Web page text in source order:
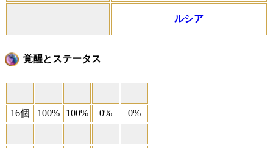
ルシア
覚醒とステータス
16個 100% 100% 0% 0%